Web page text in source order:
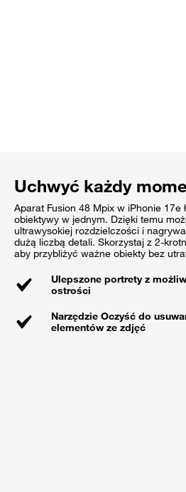
Uchwyć każdy
Aparat Fusion 48 Mpix w iPhonie 17e
obiektywy w jednym. Dzięki temu
ultrawysokiej rozdzielczości i
dużą liczbą detali. Skorzystaj z 2-
aby przybliżyć ważne obiekty bez
Ulepszone portrety z
ostrości
Narzędzie Oczyść do
elementów ze zdjęć